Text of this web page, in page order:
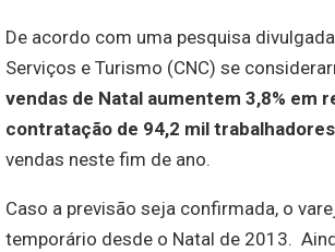
De acordo com uma pesquisa
Serviços e Turismo (CNC) se
vendas de Natal aumentem 3,8% em
contratação de 94,2 mil
vendas neste fim de ano.
Caso a previsão seja confirmada, o
temporário desde o Natal de 2013.